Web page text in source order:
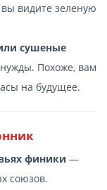
видите зеленую
сушеные
Похоже, вам
на будущее.
финики —
союзов.